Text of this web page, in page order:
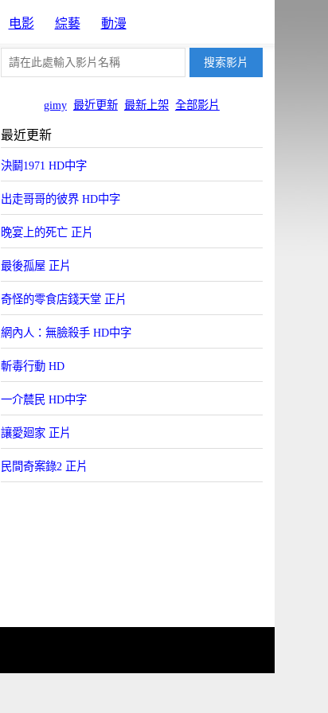
电影 綜藝 動漫
gimy 最近更新 最新上架 全部影片
最近更新
決鬭1971 HD中字
出走哥哥的彼界 HD中字
晚宴上的死亡 正片
最後孤屋 正片
奇怪的零食店錢天堂 正片
網內人：無臉殺手 HD中字
斬毒行動 HD
一介辳民 HD中字
讓愛廻家 正片
民間奇案錄2 正片